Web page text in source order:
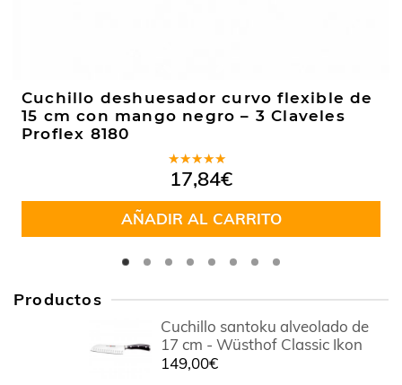
Cuchillo deshuesador curvo flexible de
15 cm con mango negro – 3 Claveles
Proflex 8180
Valorado
en4.50
de 5
17,84€
AÑADIR AL CARRITO
Productos
Cuchillo santoku alveolado de
17 cm - Wüsthof Classic Ikon
149,00€